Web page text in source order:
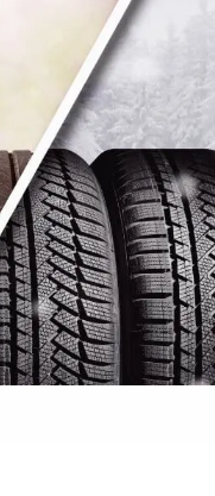
Breedte: Hoogte:
Waar vind ik de maat van mijn
Help mij met bestellen